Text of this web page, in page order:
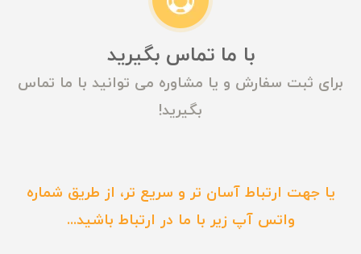
با ما تماس بگیرید
برای ثبت سفارش و یا مشاوره می توانید با ما تماس
بگیرید!
یا جهت ارتباط آسان تر و سریع تر، از طریق شماره
واتس آپ زیر با ما در ارتباط باشید...